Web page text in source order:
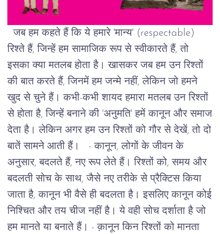
जब हम कहते हैं कि ये हमारे'मान्य' (respectable)
रिश्ते हैं,जिन्हें हम सामाजिक रूप से स्वीकारते हैं,तो
इसका क्या मतलब होता है। खासकर जब हम उन रिश्तों
की बात करते हैं,जिनमें हम जन्मे नहीं,लेकिन जो हमने
खुद से चुने हैं। कभी-कभी शायद हमारा मतलब उन रिश्तों
से होता है,जिन्हें बनाने की 'अनुमति'हमें कानून और समाज
देता है। लेकिन अगर हम उन रिश्तों को गौर से देखें,तो दो
बातें सामने आती हैं। -कानून,लोगों के जीवन के
अनुसार,बदलते हैं,नए रूप लेते हैं। रिश्तों को,समय और
बदलती सोच के साथ,जैसे नए तरीके से प्रैक्टिस किया
जाता है,कानून भी वैसे ही बदलता है। इसलिए कानून कोई
निश्चित और तय चीज नहीं है। ये वही सोच दर्शाता है जो
हम मानते या बनाते हैं। -क़ानून किन रिश्तों को मानता